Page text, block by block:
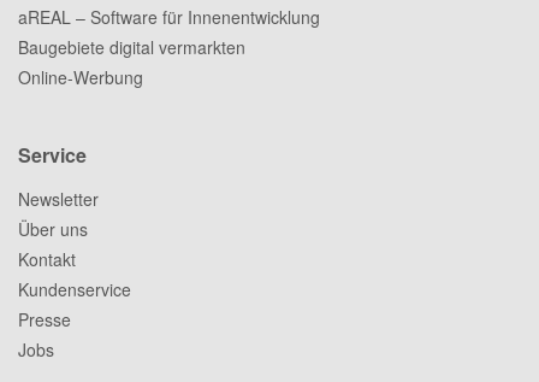
aREAL – Software für Innenentwicklung
Baugebiete digital vermarkten
Online-Werbung
Service
Newsletter
Über uns
Kontakt
Kundenservice
Presse
Jobs